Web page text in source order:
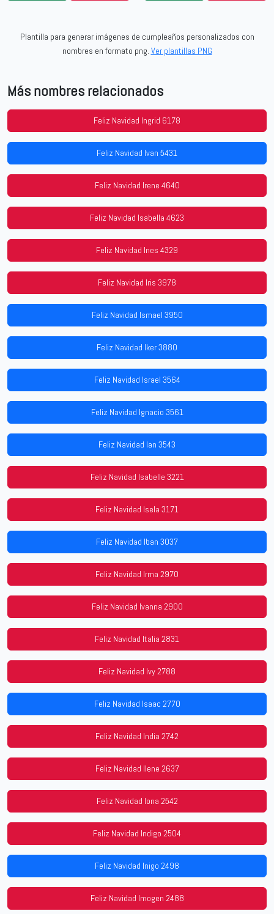
Plantilla para generar imágenes de cumpleaños personalizados con
nombres en formato png. Ver plantillas PNG
Más nombres relacionados
Feliz Navidad Ingrid 6178
Feliz Navidad Ivan 5431
Feliz Navidad Irene 4640
Feliz Navidad Isabella 4623
Feliz Navidad Ines 4329
Feliz Navidad Iris 3978
Feliz Navidad Ismael 3950
Feliz Navidad Iker 3880
Feliz Navidad Israel 3564
Feliz Navidad Ignacio 3561
Feliz Navidad Ian 3543
Feliz Navidad Isabelle 3221
Feliz Navidad Isela 3171
Feliz Navidad Iban 3037
Feliz Navidad Irma 2970
Feliz Navidad Ivanna 2900
Feliz Navidad Italia 2831
Feliz Navidad Ivy 2788
Feliz Navidad Isaac 2770
Feliz Navidad India 2742
Feliz Navidad Ilene 2637
Feliz Navidad Iona 2542
Feliz Navidad Indigo 2504
Feliz Navidad Inigo 2498
Feliz Navidad Imogen 2488